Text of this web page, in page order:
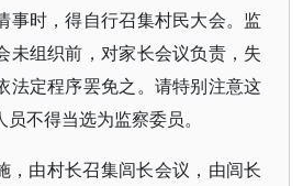
事时，得自行召集村民大会。监
未组织前，对家长会议负责，失
法定程序罢免之。请特别注意这
不得当选为监察委员。
，由村长召集闾长会议，由闾长